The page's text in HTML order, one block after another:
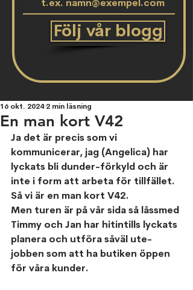
Följ vår blogg
En man kort V42
16 okt. 2024 2 min läsning
Ja det är precis som vi
kommunicerar, jag (Angelica) har
lyckats bli dunder-förkyld och är
inte i form att arbeta för tillfället.
Så vi är en man kort V42.
Men turen är på vår sida så låssmed
Timmy och Jan har hitintills lyckats
planera och utföra såväl ute-
jobben som att ha butiken öppen
för våra kunder.